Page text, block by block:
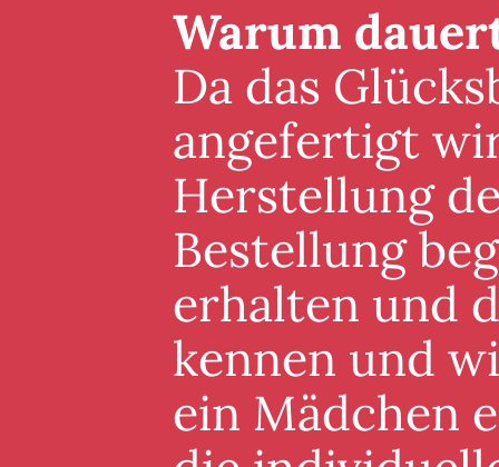
Warum
Da das
angefertigt
Herstellung
Bestellung
erhalten und
kennen und
ein Mädchen